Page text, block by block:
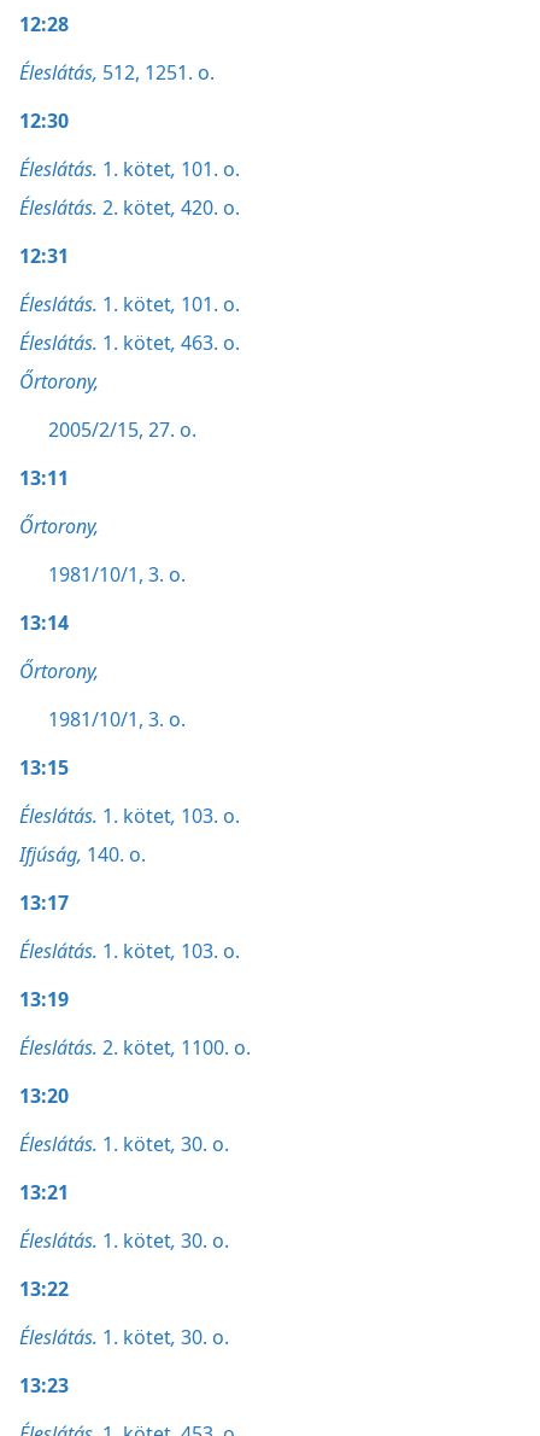
12:28
Éleslátás, 512, 1251. o.
12:30
Éleslátás. 1. kötet, 101. o.
Éleslátás. 2. kötet, 420. o.
12:31
Éleslátás. 1. kötet, 101. o.
Éleslátás. 1. kötet, 463. o.
Őrtorony,
2005/2/15, 27. o.
13:11
Őrtorony,
1981/10/1, 3. o.
13:14
Őrtorony,
1981/10/1, 3. o.
13:15
Éleslátás. 1. kötet, 103. o.
Ifjúság, 140. o.
13:17
Éleslátás. 1. kötet, 103. o.
13:19
Éleslátás. 2. kötet, 1100. o.
13:20
Éleslátás. 1. kötet, 30. o.
13:21
Éleslátás. 1. kötet, 30. o.
13:22
Éleslátás. 1. kötet, 30. o.
13:23